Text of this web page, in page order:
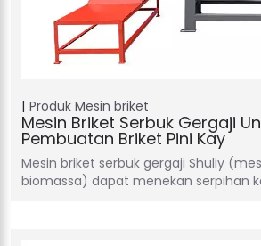
Produk Mesin briket
Mesin Briket Serbuk Gergaji
Pembuatan Briket Pini Kay
Mesin briket serbuk gergaji Shuliy
biomassa) dapat menekan serpihan